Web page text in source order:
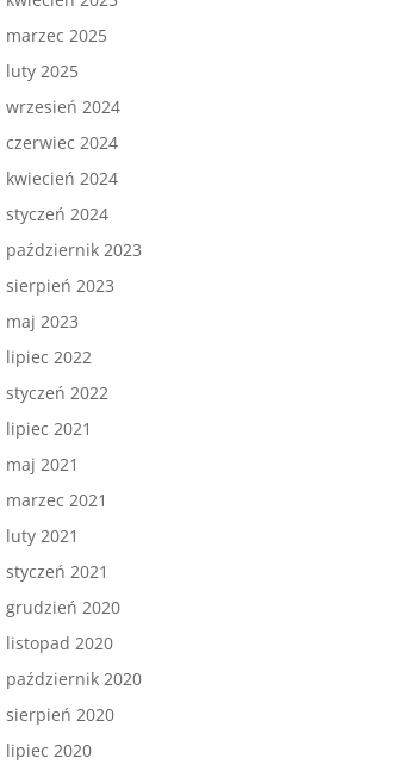
marzec 2025
luty 2025
wrzesień 2024
czerwiec 2024
kwiecień 2024
styczeń 2024
październik 2023
sierpień 2023
maj 2023
lipiec 2022
styczeń 2022
lipiec 2021
maj 2021
marzec 2021
luty 2021
styczeń 2021
grudzień 2020
listopad 2020
październik 2020
sierpień 2020
lipiec 2020